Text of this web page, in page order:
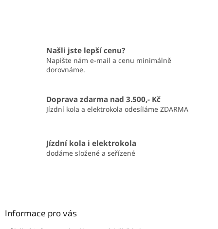
Našli jste lepší cenu?
Napište nám e-mail a cenu minimálně
dorovnáme.
Doprava zdarma nad 3.500,- Kč
Jízdní kola a elektrokola odesíláme ZDARMA
Jízdní kola i elektrokola
dodáme složené a seřízené
Informace pro vás